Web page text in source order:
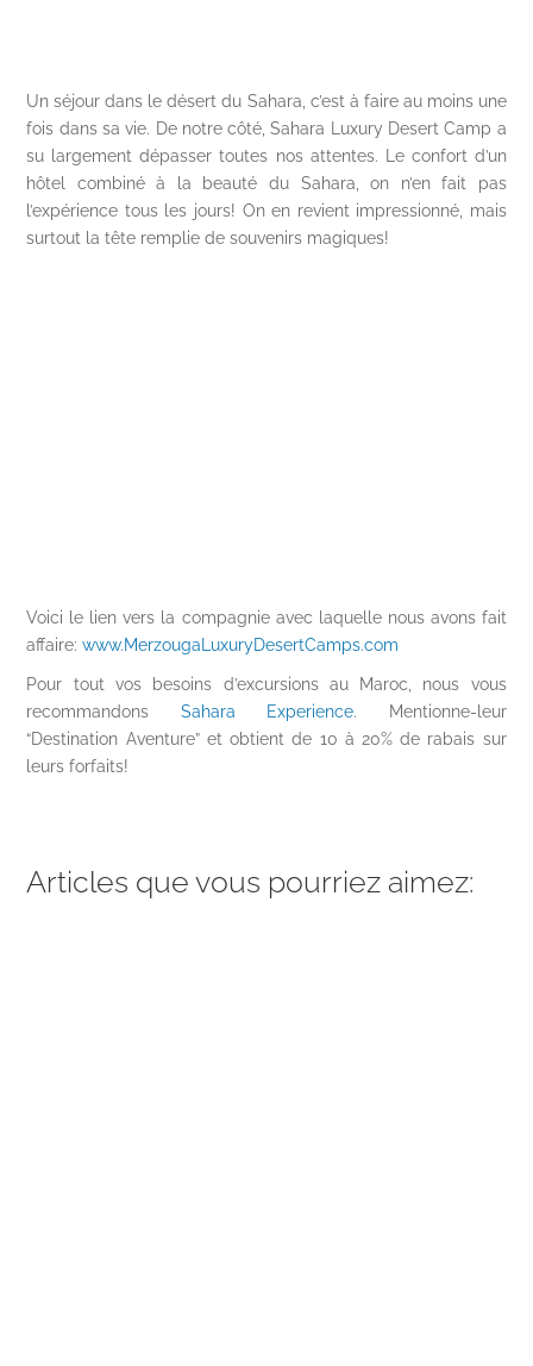
Un séjour dans le désert du Sahara, c’est à faire au moins une
fois dans sa vie. De notre côté, Sahara Luxury Desert Camp a
su largement dépasser toutes nos attentes. Le confort d’un
hôtel combiné à la beauté du Sahara, on n’en fait pas
l’expérience tous les jours! On en revient impressionné, mais
surtout la tête remplie de souvenirs magiques!
Voici le lien vers la compagnie avec laquelle nous avons fait
affaire:www.MerzougaLuxuryDesertCamps.com
Pour tout vos besoins d’excursions au Maroc, nous vous
recommandons Sahara Experience. Mentionne-leur
“Destination Aventure” et obtient de 10 à 20% de rabais sur
leurs forfaits!
Articles que vous pourriez aimez: